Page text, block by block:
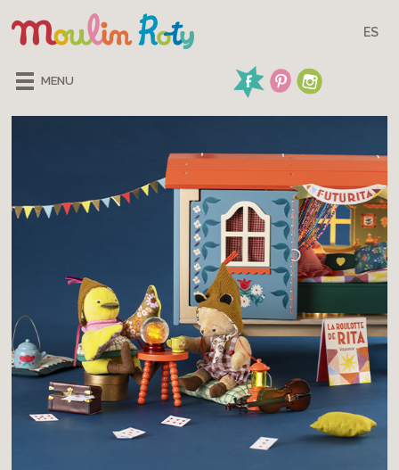
MENU
ES